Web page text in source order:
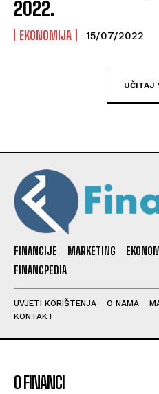
2022.
EKONOMIJA 15/07/2022
UČITAJ
FINANCIJE MARKETING
FINANCPEDIA
UVJETI KORIŠTENJA O NAMA
KONTAKT
O FINANCI